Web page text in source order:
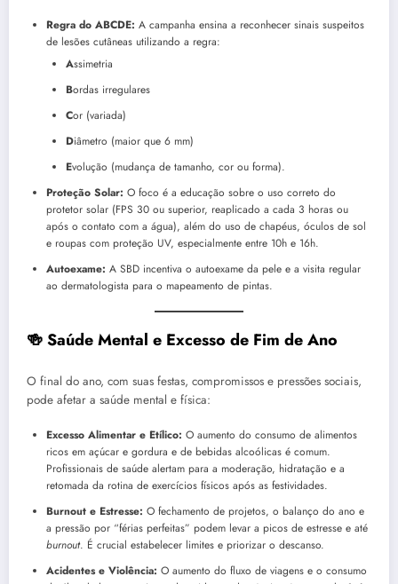
Regra do ABCDE: A campanha ensina a reconhecer sinais suspeitos
de lesões cutâneas utilizando a regra:
Assimetria
Bordas irregulares
Cor (variada)
Diâmetro (maior que 6 mm)
Evolução (mudança de tamanho, cor ou forma).
Proteção Solar: O foco é a educação sobre o uso correto do
protetor solar (FPS 30 ou superior, reaplicado a cada 3 horas ou
após o contato com a água), além do uso de chapéus, óculos de sol
e roupas com proteção UV, especialmente entre 10h e 16h.
Autoexame: A SBD incentiva o autoexame da pele e a visita regular
ao dermatologista para o mapeamento de pintas.
🍻 Saúde Mental e Excesso de Fim de Ano
O final do ano, com suas festas, compromissos e pressões sociais,
pode afetar a saúde mental e física:
Excesso Alimentar e Etílico: O aumento do consumo de alimentos
ricos em açúcar e gordura e de bebidas alcoólicas é comum.
Profissionais de saúde alertam para a moderação, hidratação e a
retomada da rotina de exercícios físicos após as festividades.
Burnout e Estresse: O fechamento de projetos, o balanço do ano e
a pressão por “férias perfeitas” podem levar a picos de estresse e até
burnout. É crucial estabelecer limites e priorizar o descanso.
Acidentes e Violência: O aumento do fluxo de viagens e o consumo